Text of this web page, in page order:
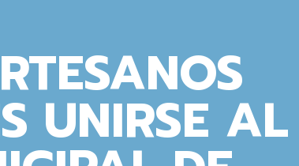
UNIRSE AL